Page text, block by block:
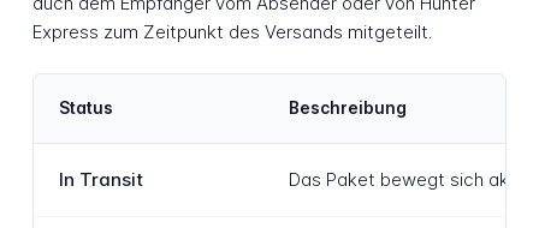
Express zum Zeitpunkt des Versands mitgeteilt.
Status Beschreibung
In Transit Das Paket bewegt sich aktiv